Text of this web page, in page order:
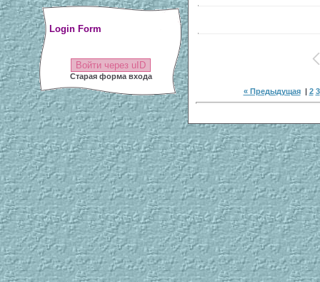
Login Form
Войти через uID
Старая форма входа
« Предыдущая| 2 3